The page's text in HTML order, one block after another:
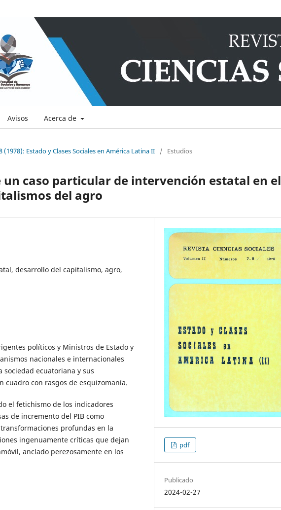
Avisos Acerca de
(1978): Estado y Clases Sociales en América Latina II / Estudios
un caso particular de intervención estatal en el
del agro
desarrollo del capitalismo, agro,
políticos y Ministros de Estado y
nacionales e internacionales
ecuatoriana y sus
cuadro con rasgos de esquizomanía.
el fetichismo de los indicadores
de incremento del PIB como
profundas en la
ingenuamente críticas que dejan
anclado perezosamente en los
pdf
Publicado
2024-02-27